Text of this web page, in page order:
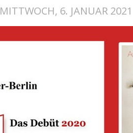
MITTWOCH, 6. JANUAR 2021